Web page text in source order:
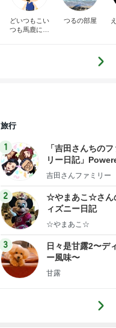
どいつもこい
つも馬鹿にし
つるの部屋
旅行
1
「吉田さんちの
リー日記」
y Ameba 吉田さ
ミリーオフィシャ
ログ
吉田さんファミリー
2
☆やまあこ☆さん
ィズニー日記
☆やまあこ☆
3
日々是甘露2〜デ
ー風味〜
甘露